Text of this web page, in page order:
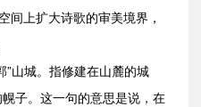
间上扩大诗歌的审美境界，
”山城。指修建在山麓的城
子。这一句的意思是说，在